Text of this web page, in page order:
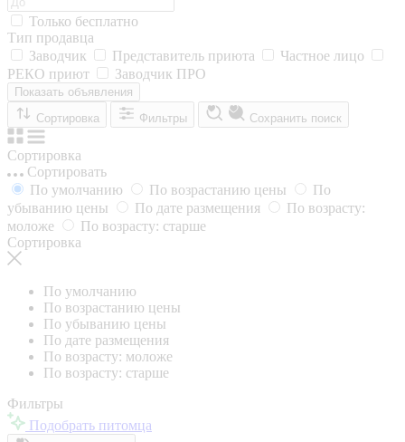
Только бесплатно
Тип продавца
Заводчик
Представитель приюта
Частное лицо
РЕКО приют
Заводчик ПРО
Показать объявления
Сортировка
Фильтры Сохранить поиск
Сортировка
Сортировать
По умолчанию
По возрастанию цены
По
убыванию цены
По дате размещения
По возрасту:
моложе
По возрасту: старше
Сортировка
По умолчанию
По возрастанию цены
По убыванию цены
По дате размещения
По возрасту: моложе
По возрасту: старше
Фильтры
Подобрать питомца